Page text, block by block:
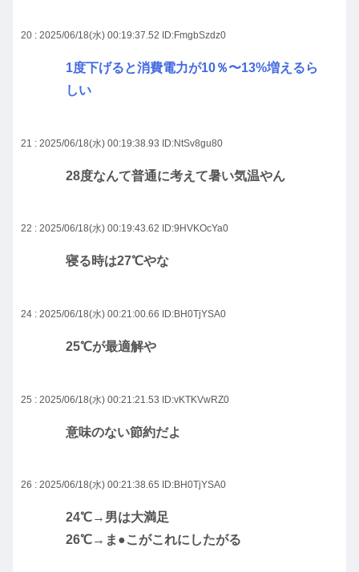
20 : 2025/06/18(水) 00:19:37.52 ID:FmgbSzdz0
1度下げると消費電力が10％〜13%増えるら
しい
21 : 2025/06/18(水) 00:19:38.93 ID:NtSv8gu80
28度なんて普通に考えて暑い気温やん
22 : 2025/06/18(水) 00:19:43.62 ID:9HVKOcYa0
寝る時は27℃やな
24 : 2025/06/18(水) 00:21:00.66 ID:BH0TjYSA0
25℃が最適解や
25 : 2025/06/18(水) 00:21:21.53 ID:vKTKVwRZ0
意味のない節約だよ
26 : 2025/06/18(水) 00:21:38.65 ID:BH0TjYSA0
24℃→男は大満足
26℃→ま●こがこれにしたがる